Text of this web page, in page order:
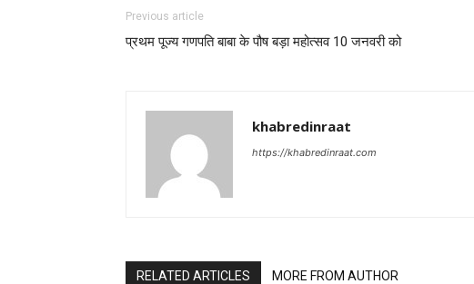
Previous article
प्रथम पूज्य गणपति बाबा के पौष बड़ा महोत्सव 10 जनवरी को
khabredinraat
https://khabredinraat.com
RELATED ARTICLES MORE FROM AUTHOR